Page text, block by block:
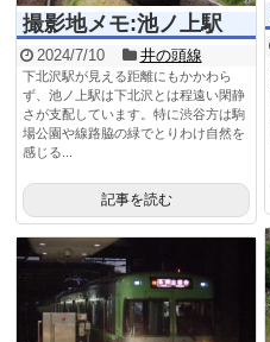
撮影地メモ:池ノ上駅
2024/7/10 井の頭線
下北沢駅が見える距離にもかかわら
ず、池ノ上駅は下北沢とは程遠い閑静
さが支配しています。特に渋谷方は駒
場公園や線路脇の緑でとりわけ自然を
感じる...
記事を読む